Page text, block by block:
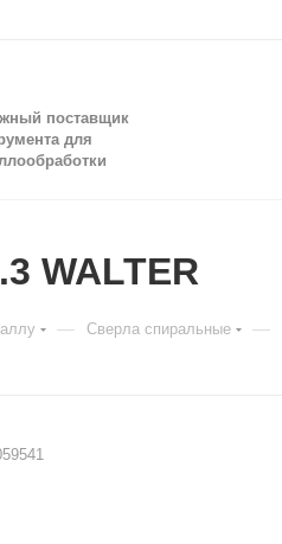
поставщик
для
WALTER
— Сверла спиральные —